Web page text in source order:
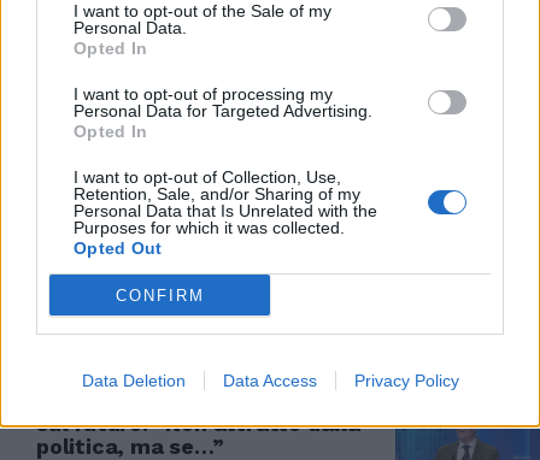
I want to opt-out of the Sale of my
Personal Data.
Opted In
I want to opt-out of processing my
Personal Data for Targeted Advertising.
Opted In
I want to opt-out of Collection, Use,
Retention, Sale, and/or Sharing of my
Personal Data that Is Unrelated with the
Purposes for which it was collected.
Opted Out
CONFIRM
Data Deletion Data Access Privacy Policy
#Terrorismo, progettava strage
in una scuola. Scatta il blitz...
Terrorismo, Gasparri: «Chi oggi
minimizza è la stessa sinistra
che andava a trovare Cospito in
carcere»
sul futuro: “Non attratto dalla
politica, ma se…”